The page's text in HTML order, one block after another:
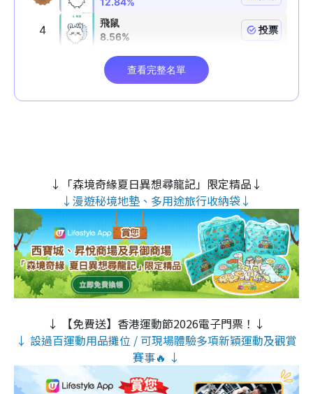
↓「森境奇緣夏日異想尋龍記」限定精品↓
↓漫遊秘境地墊、多用途旅行收納袋↓
↓ 【免費送】香港運動節2026電子門票！↓
↓ 設過百運動用品攤位 / 可現場體驗多項新穎運動及觀賞
賽事🔥 ↓